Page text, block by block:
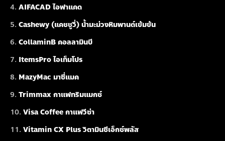
AIFACAD ไอฟาแคด
Cashewy (แคชชูวี่) น้ำมะม่วงหิมพานต์เข้มข้น
CollaminB คอลลามินบี
ItemsPro ไอเท็มโปร
MazyMac มาซี่แมค
Trimmax กาแฟทริมแมกซ์
Visa Coffee กาแฟวีซ่า
Vitamin CX Plus วิตามินซีเอ็กซ์พลัส